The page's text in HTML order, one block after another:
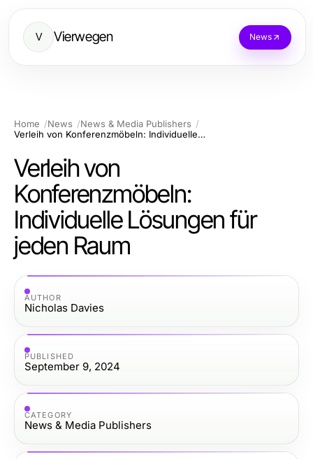
V Vierwegen News
Home News
News & Media Publishers
Verleih von Konferenzmöbeln: Individuelle Lösungen für jeden Raum
Verleih von
Konferenzmöbeln:
Individuelle Lösungen für
jeden Raum
AUTHOR
Nicholas Davies
PUBLISHED
September 9, 2024
CATEGORY
News & Media Publishers